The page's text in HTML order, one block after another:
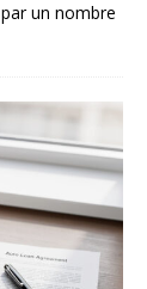
un nombre